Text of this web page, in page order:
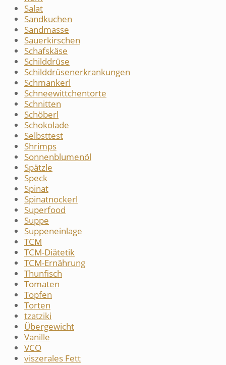
Salat
Sandkuchen
Sandmasse
Sauerkirschen
Schafskäse
Schilddrüse
Schilddrüsenerkrankungen
Schmankerl
Schneewittchentorte
Schnitten
Schöberl
Schokolade
Selbsttest
Shrimps
Sonnenblumenöl
Spätzle
Speck
Spinat
Spinatnockerl
Superfood
Suppe
Suppeneinlage
TCM
TCM-Diätetik
TCM-Ernährung
Thunfisch
Tomaten
Topfen
Torten
tzatziki
Übergewicht
Vanille
VCO
viszerales Fett